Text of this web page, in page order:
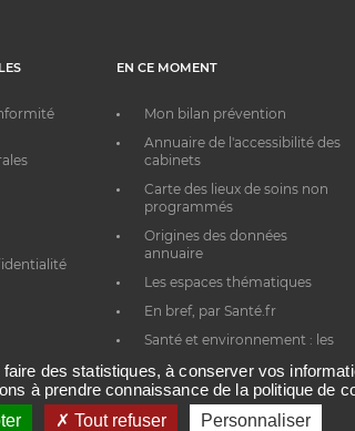
EN CE MOMENT
Mon bilan prévention
Annuaire de l'accessibilité des
cabinets
Carte des lieux de soins non
programmés
Origines des données
annuaire
Les espaces thématiques
En bref, par Santé.fr
Santé et environnement : les
des statistiques, à conserver vos
à prendre connaissance de la politique de
Tout refuser Personnaliser